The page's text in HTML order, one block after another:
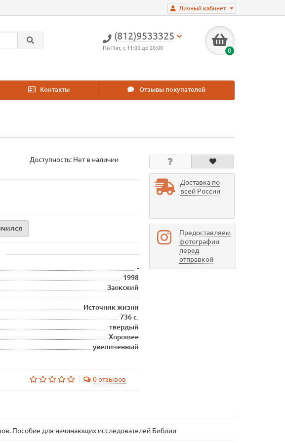
Личный кабинет
(812)9533325
Пн-Пят, с 11:00 до 20:00 0
Контакты Отзывы покупателей
Доступность: Нет в наличии
-
1998
Заокский
-
Источник жизни
736 с.
твердый
Хорошее
увеличенный
0 отзывов
Доставка по
всей России
Предоставляем
фотографии
перед
отправкой
Пособие для начинающих исследователей Библии